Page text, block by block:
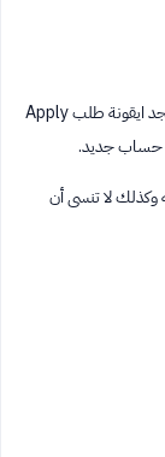
في موقع منحة مؤسسة ماتسوماي الدولية الرسمي سوف تجد ايقونة طلب Apply
لا تنسى أن